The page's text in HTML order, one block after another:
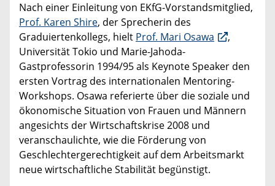
Nach einer Einleitung von EKfG-Vorstandsmitglied,
Prof. Karen Shire, der Sprecherin des
Graduiertenkollegs, hielt Prof. Mari Osawa
,
Universität Tokio und Marie-Jahoda-
Gastprofessorin 1994/95 als Keynote Speaker den
ersten Vortrag des internationalen Mentoring-
Workshops. Osawa referierte über die soziale und
ökonomische Situation von Frauen und Männern
angesichts der Wirtschaftskrise 2008 und
veranschaulichte, wie die Förderung von
Geschlechtergerechtigkeit auf dem Arbeitsmarkt
neue wirtschaftliche Stabilität begünstigt.